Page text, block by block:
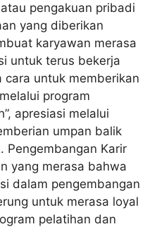
pengakuan pribadi
yang diberikan
karyawan merasa
untuk terus bekerja
cara untuk memberikan
program
apresiasi melalui
umpan balik
Pengembangan Karir
yang merasa bahwa
dalam pengembangan
untuk merasa loyal
pelatihan dan